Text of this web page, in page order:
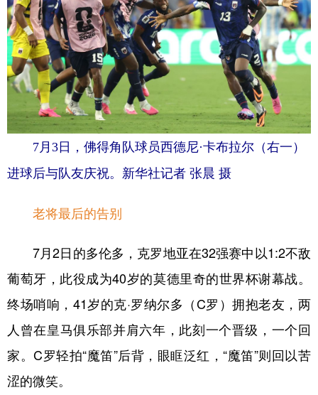
7月3日，佛得角队球员西德尼·卡布拉尔（右一）
进球后与队友庆祝。新华社记者 张晨 摄
老将最后的告别
7月2日的多伦多，克罗地亚在32强赛中以1:2不敌
葡萄牙，此役成为40岁的莫德里奇的世界杯谢幕战。
终场哨响，41岁的克·罗纳尔多（C罗）拥抱老友，两
人曾在皇马俱乐部并肩六年，此刻一个晋级，一个回
家。C罗轻拍“魔笛”后背，眼眶泛红，“魔笛”则回以苦
涩的微笑。